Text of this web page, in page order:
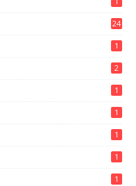
24
1
2
1
1
1
1
1